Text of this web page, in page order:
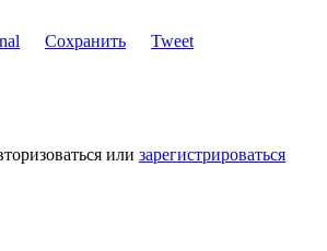
Сохранить Tweet
или зарегистрироваться